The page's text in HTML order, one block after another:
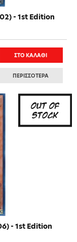
- 1st Edition
ΣΤΟ ΚΑΛΑΘΙ
ΠΕΡΙΣΣΟΤΕΡΑ
- 1st Edition